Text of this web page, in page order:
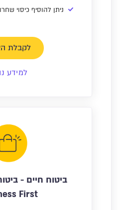
ניתן להוסיף כיסוי
לקבלת
למידע
ביטוח חיים -
First